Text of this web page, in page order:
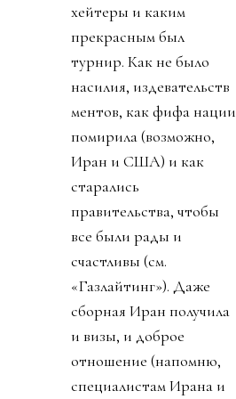
хейтеры и каким
прекрасным был
турнир. Как не было
насилия, издевательств
ментов, как фифа нации
помирила (возможно,
Иран и США) и как
старались
правительства, чтобы
все были рады и
счастливы (см.
«Газлайтинг»). Даже
сборная Иран получила
и визы, и доброе
отношение (напомню,
специалистам Ирана и